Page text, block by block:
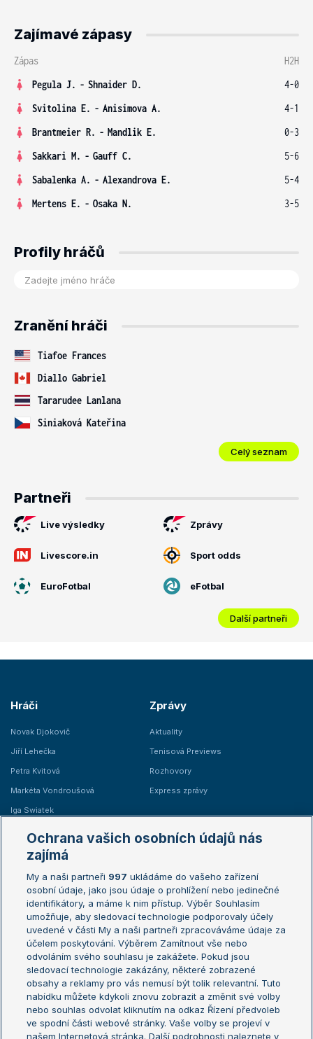
Zajímavé zápasy
Zápas
H2H
Pegula J. - Shnaider D.
4-0
Svitolina E. - Anisimova A.
4-1
Brantmeier R. - Mandlik E.
0-3
Sakkari M. - Gauff C.
5-6
Sabalenka A. - Alexandrova E.
5-4
Mertens E. - Osaka N. 3-5
Profily hráčů
Zranění hráči
Tiafoe Frances
Diallo Gabriel
Tararudee Lanlana
Siniaková Kateřina
Celý seznam
Partneři
Live výsledky Zprávy
Livescore.in Sport odds
EuroFotbal eFotbal
Další partneři
Hráči
Novak Djokovič
Jiří Lehečka
Petra Kvitová
Markéta Vondroušová
Iga Swiatek
Zprávy
Aktuality
Tenisová Previews
Rozhovory
Express zprávy
Žebříčky
Žebříček ATP (muži)
Žebříček WTA (ženy)
Sázkařský žebříček
Australian Open
French Open
Wimbledon
US Open
Turnaj mistrů
Turnaj mistryň
Aktualní trendy
Fotbalové přestupy
Ochrana vašich osobních údajů nás
zajímá
My a naši partneři 997 ukládáme do vašeho zařízení
osobní údaje, jako jsou údaje o prohlížení nebo jedinečné
identifikátory, a máme k nim přístup. Výběr Souhlasím
umožňuje, aby sledovací technologie podporovaly účely
uvedené v části My a naši partneři zpracováváme údaje za
účelem poskytování. Výběrem Zamítnout vše nebo
odvoláním svého souhlasu je zakážete. Pokud jsou
sledovací technologie zakázány, některé zobrazené
obsahy a reklamy pro vás nemusí být tolik relevantní. Tuto
nabídku můžete kdykoli znovu zobrazit a změnit své volby
nebo souhlas odvolat kliknutím na odkaz Řízení předvoleb
ve spodní části webové stránky. Vaše volby se projeví v
našem Internetová stránka. Další podrobnosti naleznete v